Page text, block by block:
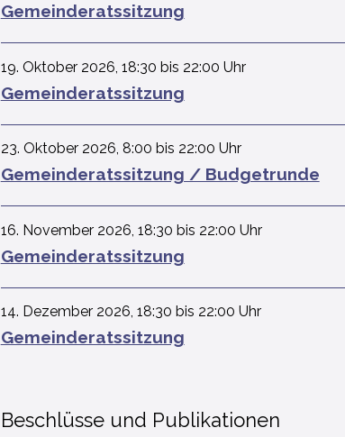
Gemeinderatssitzung
Gemeinderatssitzung
19. Oktober 2026 18:30 bis 22:00 Uhr
Gemeinderatssitzung / Budgetrunde
23. Oktober 2026, 8:00 bis 22:00 Uhr
Gemeinderatssitzung
16. November 2026 18:30 bis 22:00 Uhr
Gemeinderatssitzung
14. Dezember 2026, 18:30 bis 22:00 Uhr
Beschlüsse und Publikationen